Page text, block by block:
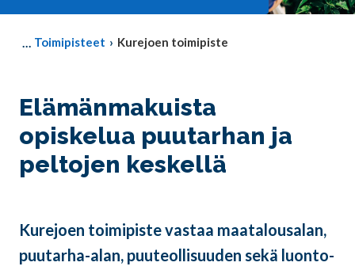
Toimipisteet Kurejoen toimipiste
Elämänmakuista
opiskelua puutarhan ja
peltojen keskellä
Kurejoen toimipiste vastaa maatalousalan,
puutarha-alan, puuteollisuuden sekä luonto-